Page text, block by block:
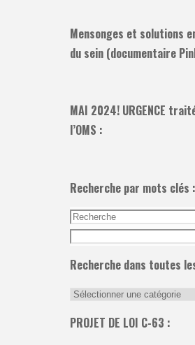
Mensonges et solutions
du sein (documentaire
MAI 2024! URGENCE
l’OMS :
Recherche par mots clés :
Recherche
pour:
Recherche dans toutes
Recherche
toutes
PROJET DE LOI C-63 :